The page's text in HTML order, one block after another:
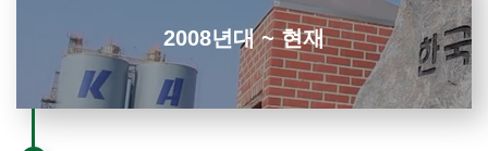
2008년대 ~ 현재